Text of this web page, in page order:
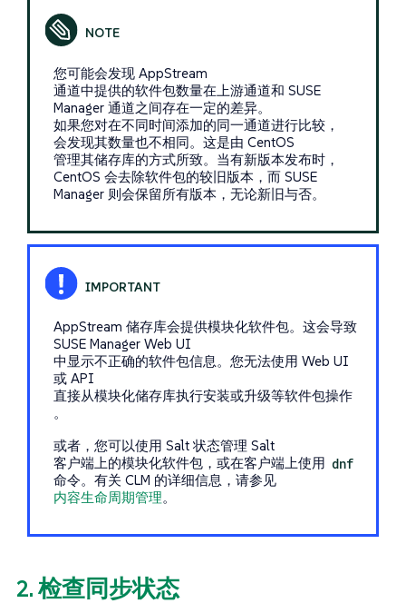
您可能会发现 AppStream
通道中提供的软件包数量在上游通道和 SUSE
Manager 通道之间存在一定的差异。
如果您对在不同时间添加的同一通道进行比较，
会发现其数量也不相同。这是由 CentOS
管理其储存库的方式所致。当有新版本发布时，
CentOS 会去除软件包的较旧版本，而 SUSE
Manager 则会保留所有版本，无论新旧与否。
AppStream 储存库会提供模块化软件包。这会导致
SUSE Manager Web UI
中显示不正确的软件包信息。您无法使用 Web UI
或 API
直接从模块化储存库执行安装或升级等软件包操作
。
或者，您可以使用 Salt 状态管理 Salt
客户端上的模块化软件包，或在客户端上使用 dnf
命令。有关 CLM 的详细信息，请参见
内容生命周期管理。
2. 检查同步状态